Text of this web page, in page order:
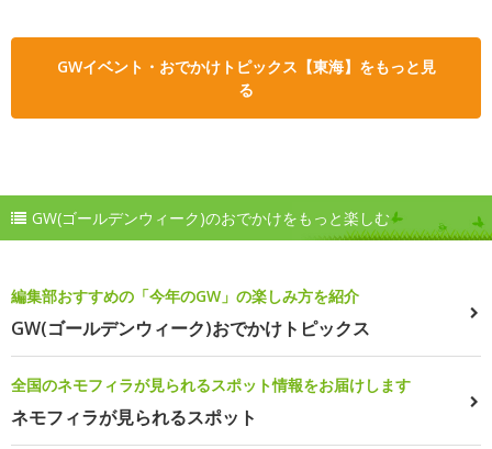
GWイベント・おでかけトピックス【東海】をもっと見
る
GW(ゴールデンウィーク)のおでかけをもっと楽しむ
編集部おすすめの「今年のGW」の楽しみ方を紹介
GW(ゴールデンウィーク)おでかけトピックス
全国のネモフィラが見られるスポット情報をお届けします
ネモフィラが見られるスポット